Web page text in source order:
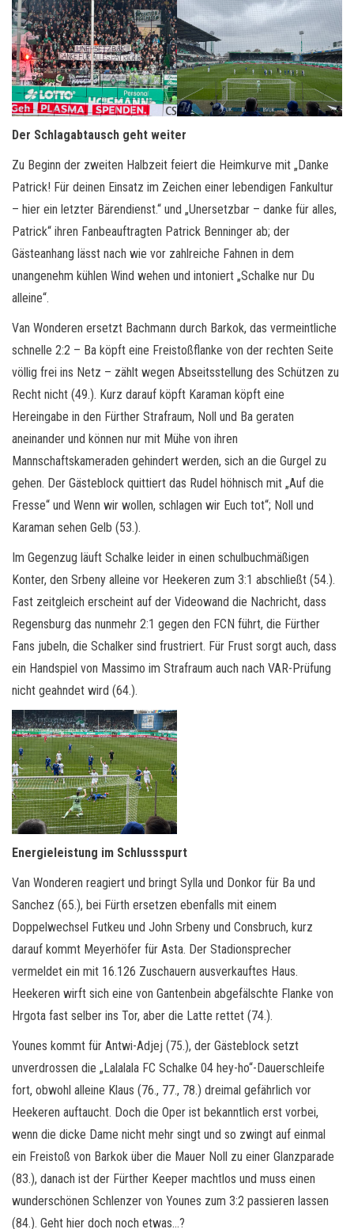
Der Schlagabtausch geht weiter
Zu Beginn der zweiten Halbzeit feiert die Heimkurve mit „Danke
Patrick! Für deinen Einsatz im Zeichen einer lebendigen Fankultur
– hier ein letzter Bärendienst.“ und „Unersetzbar – danke für alles,
Patrick“ ihren Fanbeauftragten Patrick Benninger ab; der
Gästeanhang lässt nach wie vor zahlreiche Fahnen in dem
unangenehm kühlen Wind wehen und intoniert „Schalke nur Du
alleine“.
Van Wonderen ersetzt Bachmann durch Barkok, das vermeintliche
schnelle 2:2 – Ba köpft eine Freistoßflanke von der rechten Seite
völlig frei ins Netz – zählt wegen Abseitsstellung des Schützen zu
Recht nicht (49.). Kurz darauf köpft Karaman köpft eine
Hereingabe in den Fürther Strafraum, Noll und Ba geraten
aneinander und können nur mit Mühe von ihren
Mannschaftskameraden gehindert werden, sich an die Gurgel zu
gehen. Der Gästeblock quittiert das Rudel höhnisch mit „Auf die
Fresse“ und Wenn wir wollen, schlagen wir Euch tot“; Noll und
Karaman sehen Gelb (53.).
Im Gegenzug läuft Schalke leider in einen schulbuchmäßigen
Konter, den Srbeny alleine vor Heekeren zum 3:1 abschließt (54.).
Fast zeitgleich erscheint auf der Videowand die Nachricht, dass
Regensburg das nunmehr 2:1 gegen den FCN führt, die Fürther
Fans jubeln, die Schalker sind frustriert. Für Frust sorgt auch, dass
ein Handspiel von Massimo im Strafraum auch nach VAR-Prüfung
nicht geahndet wird (64.).
Energieleistung im Schlussspurt
Van Wonderen reagiert und bringt Sylla und Donkor für Ba und
Sanchez (65.), bei Fürth ersetzen ebenfalls mit einem
Doppelwechsel Futkeu und John Srbeny und Consbruch, kurz
darauf kommt Meyerhöfer für Asta. Der Stadionsprecher
vermeldet ein mit 16.126 Zuschauern ausverkauftes Haus.
Heekeren wirft sich eine von Gantenbein abgefälschte Flanke von
Hrgota fast selber ins Tor, aber die Latte rettet (74.).
Younes kommt für Antwi-Adjej (75.), der Gästeblock setzt
unverdrossen die „Lalalala FC Schalke 04 hey-ho“-Dauerschleife
fort, obwohl alleine Klaus (76., 77., 78.) dreimal gefährlich vor
Heekeren auftaucht. Doch die Oper ist bekanntlich erst vorbei,
wenn die dicke Dame nicht mehr singt und so zwingt auf einmal
ein Freistoß von Barkok über die Mauer Noll zu einer Glanzparade
(83.), danach ist der Fürther Keeper machtlos und muss einen
wunderschönen Schlenzer von Younes zum 3:2 passieren lassen
(84.). Geht hier doch noch etwas…?